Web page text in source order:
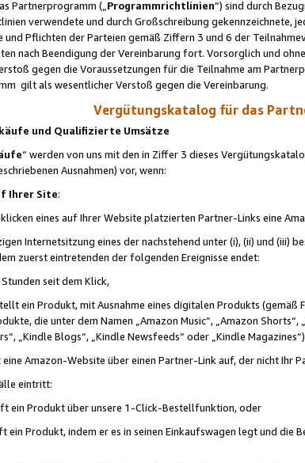
Partnerprogramm („Programmrichtlinien“) sind durch
verwendete und durch Großschreibung gekennzeichnete,
und Pflichten der Parteien gemäß Ziffern 3 und 6 der
nach Beendigung der Vereinbarung fort. Vorsorglich und
gegen die Voraussetzungen für die Teilnahme am
gilt als wesentlicher Verstoß gegen die Vereinbarung.
Vergütungskatalog für das
und Qualifizierte Umsätze
“ werden von uns mit den in Ziffer 3 dieses
Ausnahmen) vor, wenn:
Ihrer Site:
eines auf Ihrer Website platzierten Partner-Links eine
Internetsitzung eines der nachstehend unter (i), (ii) und (iii)
zuerst eintretenden der folgenden Ereignisse endet:
seit dem Klick,
ein Produkt, mit Ausnahme eines digitalen Produkts (gemäß
die unter dem Namen „Amazon Music“, „Amazon Shorts“,
„Kindle Blogs“, „Kindle Newsfeeds“ oder „Kindle Magazines“)
Amazon-Website über einen Partner-Link auf, der nicht Ihr
eintritt:
ein Produkt über unsere 1-Click-Bestellfunktion, oder
Produkt, indem er es in seinen Einkaufswagen legt und die